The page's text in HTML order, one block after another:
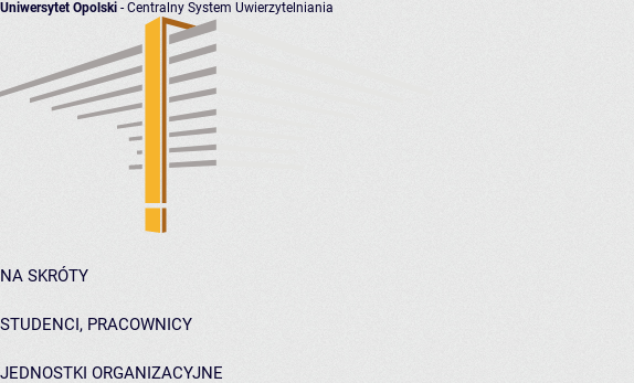
Uniwersytet Opolski - Centralny System Uwierzytelniania
NA SKRÓTY
STUDENCI, PRACOWNICY
JEDNOSTKI ORGANIZACYJNE